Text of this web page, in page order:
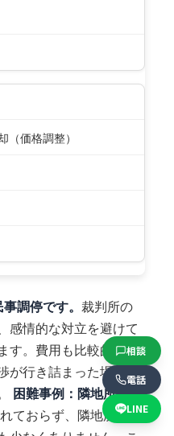
相談
電話
LINE
（価格調整）
調停です。 裁判所の
感情的な対立を避けて
す。費用も比較的安
が行き詰まった場合の
困難事例：隣地所有者
ておらず、隣地所有者